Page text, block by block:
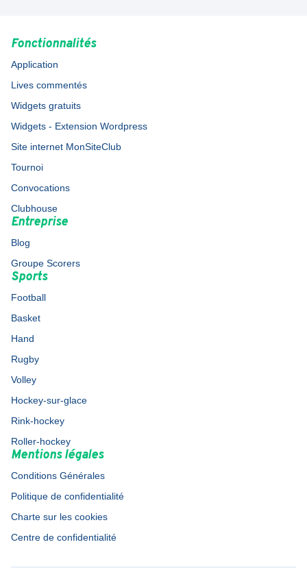
Fonctionnalités
Application
Lives commentés
Widgets gratuits
Widgets - Extension Wordpress
Site internet MonSiteClub
Tournoi
Convocations
Clubhouse
Entreprise
Blog
Groupe Scorers
Sports
Football
Basket
Hand
Rugby
Volley
Hockey-sur-glace
Rink-hockey
Roller-hockey
Mentions légales
Conditions Générales
Politique de confidentialité
Charte sur les cookies
Centre de confidentialité